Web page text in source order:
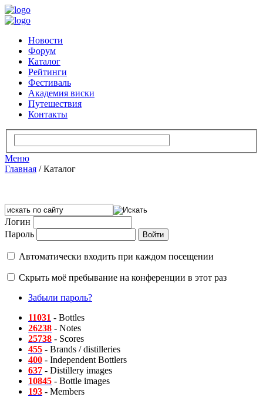
Новости
Форум
Каталог
Рейтинги
Фестиваль
Академия виски
Путешествия
Контакты
Меню
Главная /Каталог
Логин
Пароль
Автоматически входить при каждом посещении
Скрыть моё пребывание на конференции в этот раз
Забыли пароль?
11031 - Bottles
26238 - Notes
25738 - Scores
455 - Brands / distilleries
400 - Independent Bottlers
637 - Distillery images
10845 - Bottle images
193 - Members